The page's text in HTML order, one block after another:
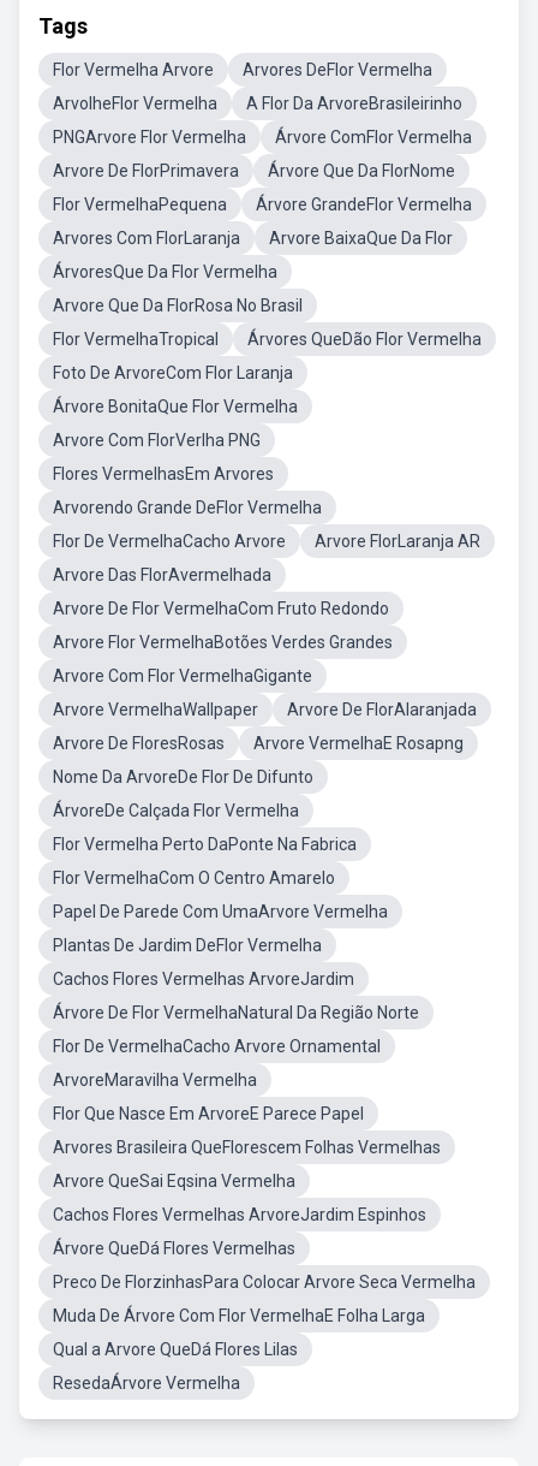
Tags
Flor Vermelha Arvore
Arvores DeFlor Vermelha
ArvolheFlor Vermelha
A Flor Da ArvoreBrasileirinho
PNGArvore Flor Vermelha
Árvore ComFlor Vermelha
Arvore De FlorPrimavera
Árvore Que Da FlorNome
Flor VermelhaPequena
Árvore GrandeFlor Vermelha
Arvores Com FlorLaranja
Arvore BaixaQue Da Flor
ÁrvoresQue Da Flor Vermelha
Arvore Que Da FlorRosa No Brasil
Flor VermelhaTropical
Árvores QueDão Flor Vermelha
Foto De ArvoreCom Flor Laranja
Árvore BonitaQue Flor Vermelha
Arvore Com FlorVerlha PNG
Flores VermelhasEm Arvores
Arvorendo Grande DeFlor Vermelha
Flor De VermelhaCacho Arvore
Arvore FlorLaranja AR
Arvore Das FlorAvermelhada
Arvore De Flor VermelhaCom Fruto Redondo
Arvore Flor VermelhaBotões Verdes Grandes
Arvore Com Flor VermelhaGigante
Arvore VermelhaWallpaper
Arvore De FlorAlaranjada
Arvore De FloresRosas
Arvore VermelhaE Rosapng
Nome Da ArvoreDe Flor De Difunto
ÁrvoreDe Calçada Flor Vermelha
Flor Vermelha Perto DaPonte Na Fabrica
Flor VermelhaCom O Centro Amarelo
Papel De Parede Com UmaArvore Vermelha
Plantas De Jardim DeFlor Vermelha
Cachos Flores Vermelhas ArvoreJardim
Árvore De Flor VermelhaNatural Da Região Norte
Flor De VermelhaCacho Arvore Ornamental
ArvoreMaravilha Vermelha
Flor Que Nasce Em ArvoreE Parece Papel
Arvores Brasileira QueFlorescem Folhas Vermelhas
Arvore QueSai Eqsina Vermelha
Cachos Flores Vermelhas ArvoreJardim Espinhos
Árvore QueDá Flores Vermelhas
Preco De FlorzinhasPara Colocar Arvore Seca Vermelha
Muda De Árvore Com Flor VermelhaE Folha Larga
Qual a Arvore QueDá Flores Lilas
ResedaÁrvore Vermelha